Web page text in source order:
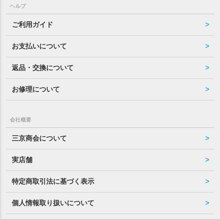
ヘルプ
ご利用ガイド
お支払いについて
返品・交換について
お修理について
会社概要
三京商会について
実店舗
特定商取引法に基づく表示
個人情報取り扱いについて